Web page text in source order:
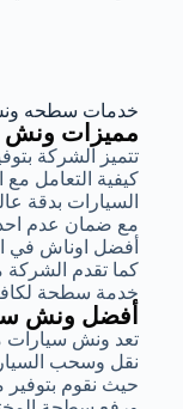
خدمات سطحه
مميزات ونش
تتميز الشركة
كيفية التعامل
السيارات بدقة
مع ضمان عدم
أفضل اوناش في
كما تقدم الشركة
خدمة سطحة
أفضل ونش
تعد ونش سيارات
نقل وسحب
حيث نقوم